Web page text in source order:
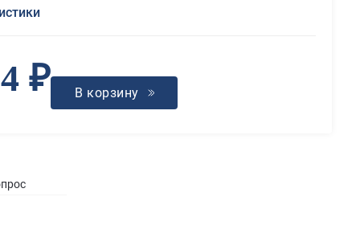
₽ В корзину